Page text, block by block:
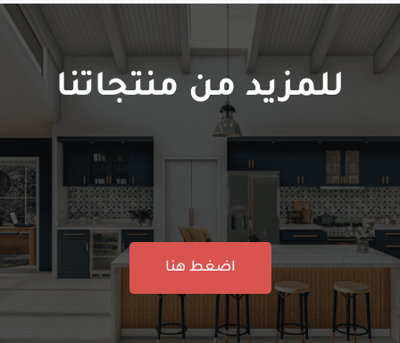
للمزيد من منتجاتنا
اضغط هنا